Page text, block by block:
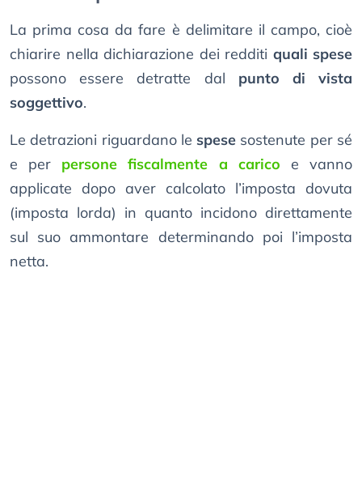
La prima cosa da fare è delimitare il campo, cioè
chiarire nella dichiarazione dei redditi quali spese
possono essere detratte dal punto di vista
soggettivo.
Le detrazioni riguardano le spese sostenute per sé
e per persone fiscalmente a carico e vanno
applicate dopo aver calcolato l’imposta dovuta
(imposta lorda) in quanto incidono direttamente
sul suo ammontare determinando poi l’imposta
netta.